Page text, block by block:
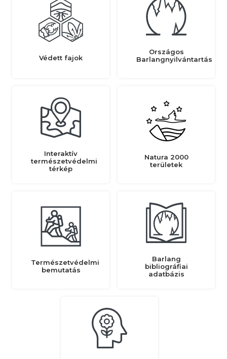
Védett fajok
Országos
Barlangnyilvántartás
Interaktív
természetvédelmi
térkép
Natura 2000
területek
Természetvédelmi
bemutatás
Barlang
bibliográfiai
adatbázis